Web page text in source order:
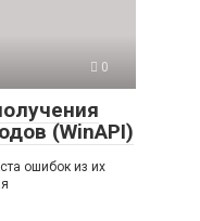
0
(WinAPI)
ошибок из их